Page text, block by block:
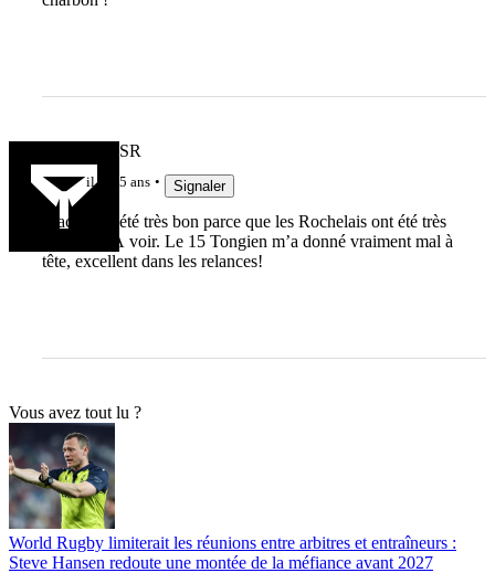
Atlantique SR
il y a 5 ans Signaler
Macalou a été très bon parce que les Rochelais ont été très
mauvais ?À voir. Le 15 Tongien m’a donné vraiment mal à
tête, excellent dans les relances!
Vous avez tout lu ?
World Rugby limiterait les réunions entre arbitres et entraîneurs :
Steve Hansen redoute une montée de la méfiance avant 2027